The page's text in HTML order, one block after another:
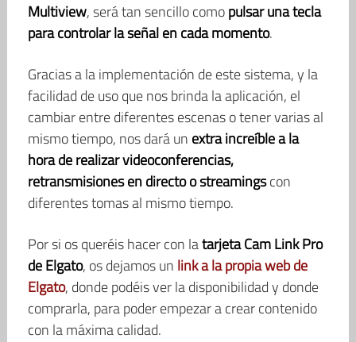
Multiview, será tan sencillo comopulsar una tecla
para controlar la señal en cada momento.
Gracias a la implementación de este sistema, y la
facilidad de uso que nos brinda la aplicación, el
cambiar entre diferentes escenas o tener varias al
mismo tiempo, nos dará un extra increíble a la
hora de realizar videoconferencias,
retransmisiones en directo o streamingscon
diferentes tomas al mismo tiempo.
Por si os queréis hacer con latarjeta Cam Link Pro
de Elgato, os dejamos un link a la propia web de
Elgato, donde podéis ver la disponibilidad y donde
comprarla, para poder empezar a crear contenido
con la máxima calidad.